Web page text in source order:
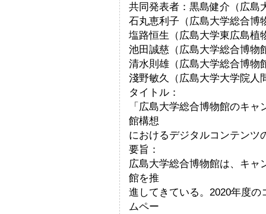
共同発表者：黒島健介（広島
石丸恵利子（広島大学総合博
塩路恒生（広島大学東広島植
池田誠慈（広島大学総合博物
清水則雄（広島大学総合博物
淺野敏久（広島大学大学院人
タイトル：
「広島大学総合博物館のキ
館構想
におけるデジタルコンテンツ
要旨：
広島大学総合博物館は、キャ
館を推
進してきている。2020年度
ムペー